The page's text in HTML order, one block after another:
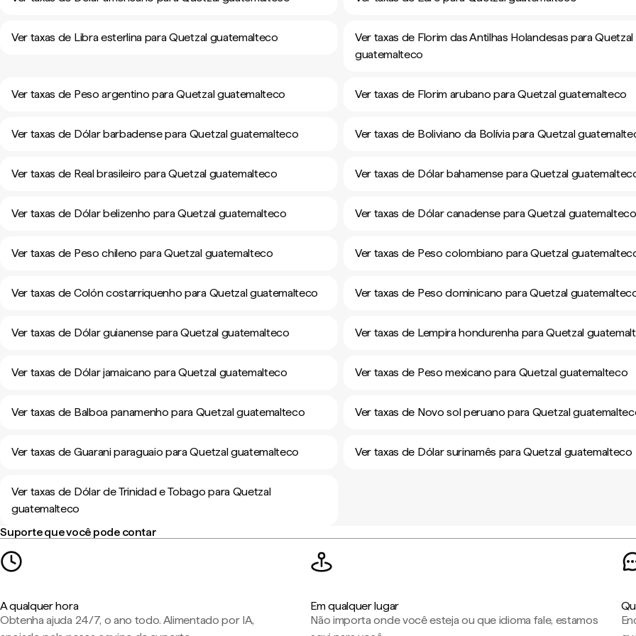
Ver taxas de Libra esterlina para Quetzal guatemalteco
Ver taxas de Florim das Antilhas Holandesas para Quetzal
guatemalteco
Ver taxas de Peso argentino para Quetzal guatemalteco Ver taxas de Florim arubano para Quetzal guatemalteco
Ver taxas de Dólar barbadense para Quetzal guatemalteco Ver taxas de Boliviano da Bolívia para Quetzal
Ver taxas de Real brasileiro para Quetzal guatemalteco Ver taxas de Dólar bahamense para Quetzal
Ver taxas de Dólar belizenho para Quetzal guatemalteco Ver taxas de Dólar canadense para Quetzal guatemalteco
Ver taxas de Peso chileno para Quetzal guatemalteco Ver taxas de Peso colombiano para Quetzal
Ver taxas de Colón costarriquenho para Quetzal guatemalteco Ver taxas de Peso dominicano para Quetzal
Ver taxas de Dólar guianense para Quetzal guatemalteco Ver taxas de Lempira hondurenha para Quetzal
Ver taxas de Dólar jamaicano para Quetzal guatemalteco Ver taxas de Peso mexicano para Quetzal guatemalteco
Ver taxas de Balboa panamenho para Quetzal guatemalteco Ver taxas de Novo sol peruano para Quetzal
Ver taxas de Guarani paraguaio para Quetzal guatemalteco Ver taxas de Dólar surinamês para Quetzal guatemalteco
Ver taxas de Dólar de Trinidad e Tobago para Quetzal
guatemalteco
Suporte que você pode contar
A qualquer hora
Obtenha ajuda 24/7, o ano todo. Alimentado por IA,
Em qualquer lugar
Não importa onde você esteja ou que idioma fale, estamos